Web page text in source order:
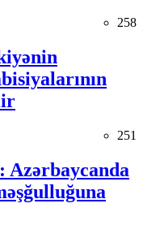
258
251
Azərbaycanda